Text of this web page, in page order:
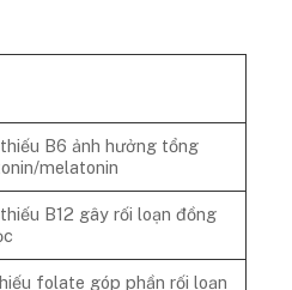
B6 ảnh hưởng tổng
melatonin
B12 gây rối loạn đồng
folate góp phần rối loạn